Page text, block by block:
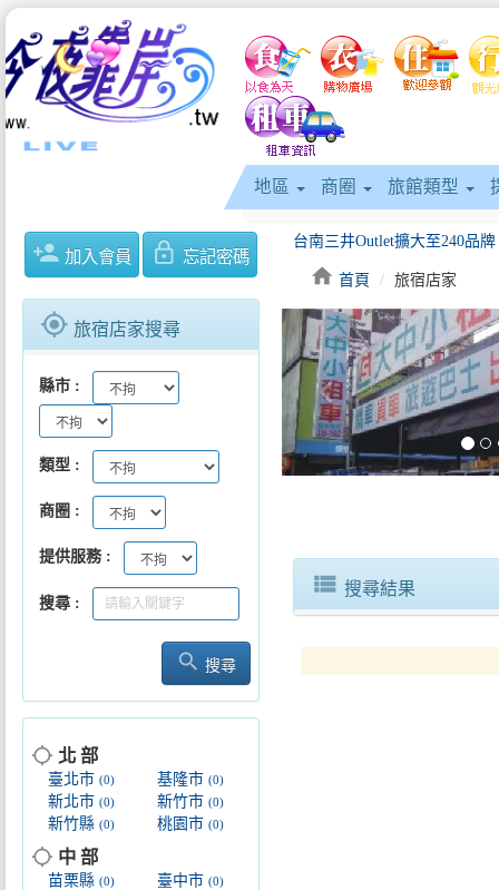
地區 商圈 旅館類型
person_add 加入會員 lock_outline 忘記密碼
gps_fixed 旅宿店家搜尋
縣市
類型
商圈
提供服務
搜尋
search 搜尋
location_searching 北 部
臺北市 (0) 基隆市(0)
新北市 (0) 新竹市(0)
新竹縣 (0) 桃園市(0)
location_searching 中 部
苗栗縣 (0) 臺中市(0)
home 首頁 旅宿店家
keyboard_arrow_left
view_list 搜尋結果